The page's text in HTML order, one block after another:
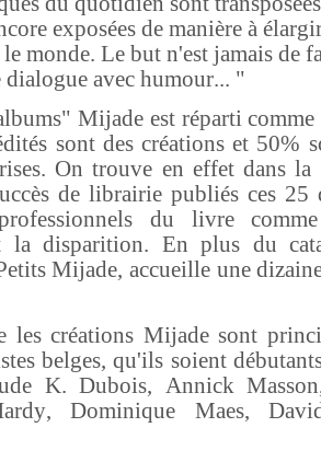
exposées de manière à
monde. Le but n'est jamais de
dialogue avec humour... "
Mijade est réparti
sont des créations et 50%
On trouve en effet dans
de librairie publiés ces 25
du livre
la disparition. En plus du
Mijade, accueille une
les créations Mijade sont
belges, qu'ils soient
K. Dubois, Annick
Dominique Maes,